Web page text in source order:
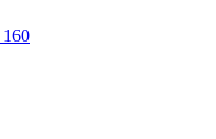
160